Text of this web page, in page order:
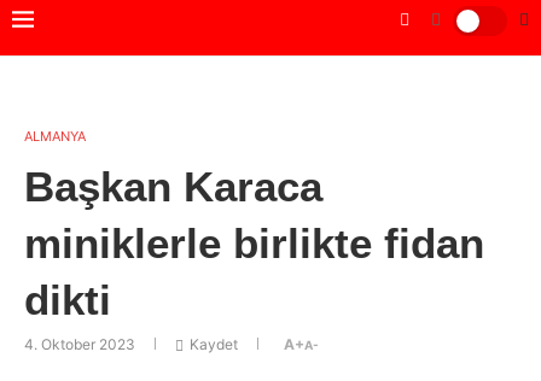
ALMANYA
Başkan Karaca
miniklerle birlikte fidan
dikti
4. Oktober 2023 Kaydet A+A-